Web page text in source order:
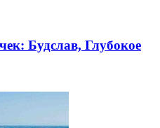
Будслав, Глубокое